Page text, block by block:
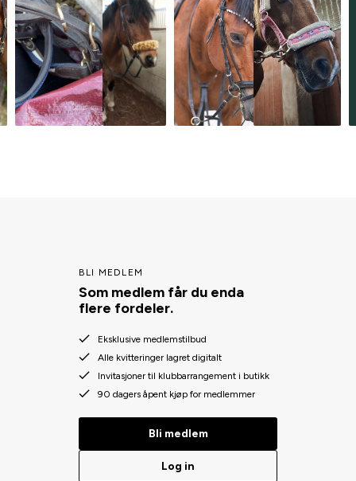
BLI MEDLEM
Som medlem får du enda
flere fordeler.
Eksklusive medlemstilbud
Alle kvitteringer lagret digitalt
Invitasjoner til klubbarrangement i butikk
90 dagers åpent kjøp for medlemmer
Bli medlem
Log in